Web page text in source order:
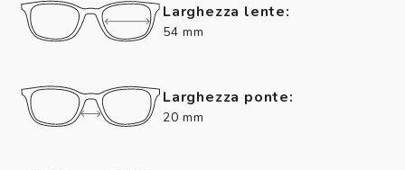
Larghezza lente:
54 mm
Larghezza ponte:
20 mm